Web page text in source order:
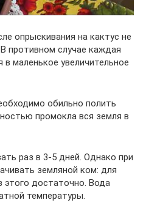
опрыскивания на кактус не
противном случае каждая
маленькое увеличительное
обильно полить
промокла вся земля в
раз в 3-5 дней. Однако при
земляной ком: для
этого достаточно. Вода
температуры.